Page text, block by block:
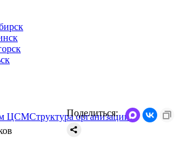
ЦСМСтруктура организации
Поделиться: